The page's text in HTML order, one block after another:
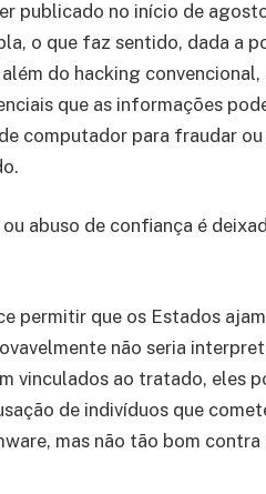
publicado no início de
o que faz sentido, dada a
do hacking
que as informações
computador para fraudar
abuso de confiança é
permitir que os Estados
não seria
vinculados ao tratado, eles
de indivíduos que
mas não tão bom